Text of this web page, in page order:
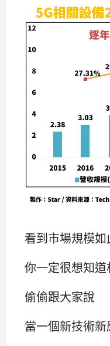
看到市場規模如
你一定很想知
偷偷跟大家說
當一個新技術